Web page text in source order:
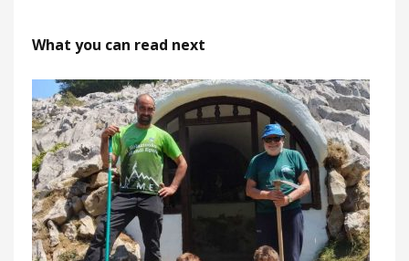
What you can read next